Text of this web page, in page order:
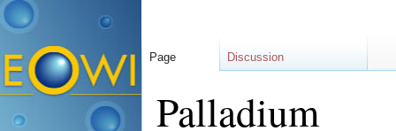
Palladium
Page Discussion